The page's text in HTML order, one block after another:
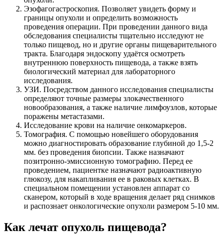
Эзофагогастроскопия. Позволяет увидеть форму и
границы опухоли и определить возможность
проведения операции. При проведении данного вида
обследования специалисты тщательно исследуют не
только пищевод, но и другие органы пищеварительного
тракта. Благодаря эндоскопу удаётся осмотреть
внутреннюю поверхность пищевода, а также взять
биологический материал для лабораторного
исследования.
УЗИ. Посредством данного исследования специалисты
определяют точные размеры злокачественного
новообразования, а также наличие лимфоузлов, которые
поражены метастазами.
Исследование крови на наличие онкомаркеров.
Томография. С помощью новейшего оборудования
можно диагностировать образование глубиной до 1,5-2
мм. без проведения биопсии. Также назначают
позитронно-эмиссионную томографию. Перед ее
проведением, пациентке назначают радиоактивную
глюкозу, для накапливания ее в раковых клетках. В
специальном помещении установлен аппарат со
сканером, который в ходе вращения делает ряд снимков
и распознает онкологические опухоли размером 5-10 мм.
Как лечат опухоль пищевода?